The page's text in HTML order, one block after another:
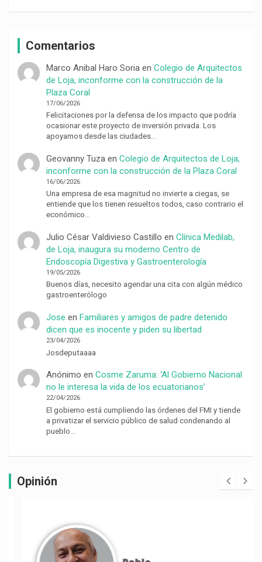
Comentarios
Marco Anibal Haro Soria en Colegio de Arquitectos
de Loja, inconforme con la construcción de la
Plaza Coral
17/06/2026
Felicitaciones por la defensa de los impacto que podría
ocasionar este proyecto de inversión privada. Los
apoyamos desde las ciudades…
Geovanny Tuzaen Colegio de Arquitectos de Loja,
inconforme con la construcción de la Plaza Coral
16/06/2026
Una empresa de esa magnitud no invierte a ciegas, se
entiende que los tienen resueltos todos, caso contrario el
económico…
Julio César Valdivieso Castillo en Clínica Medilab,
de Loja, inaugura su moderno Centro de
Endoscopía Digestiva y Gastroenterología
19/05/2026
Buenos días, necesito agendar una cita con algún médico
gastroenterólogo
Jose en Familiares y amigos de padre detenido
dicen que es inocente y piden su libertad
23/04/2026
Josdeputaaaa
Anónimo en Cosme Zaruma: ‘Al Gobierno Nacional
no le interesa la vida de los ecuatorianos’
22/04/2026
El gobierno está cumpliendo las órdenes del FMI y tiende
a privatizar el servicio público de salud condenando al
pueblo…
Opinión